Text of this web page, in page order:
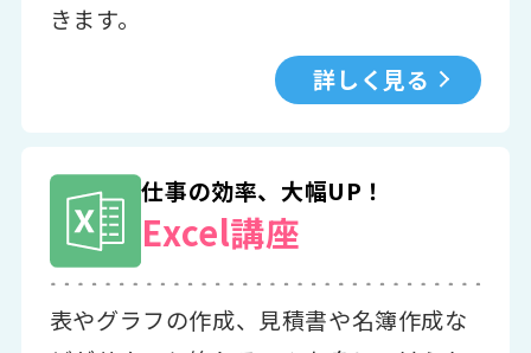
きます。
詳しく見る
仕事の効率、大幅UP！
Excel講座
表やグラフの作成、見積書や名簿作成な